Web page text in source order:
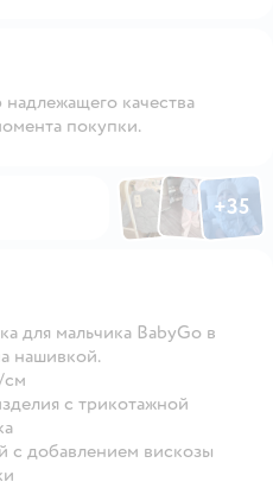
качества
покупки.
ФотоФотоФото
+35
Открыть
для мальчика BabyGo в
нашивкой.
см
с трикотажной
с добавлением вискозы